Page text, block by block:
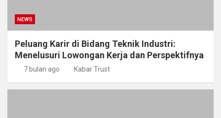
NEWS
Peluang Karir di Bidang Teknik Industri:
Menelusuri Lowongan Kerja dan Perspektifnya
7 bulan ago Kabar Trust